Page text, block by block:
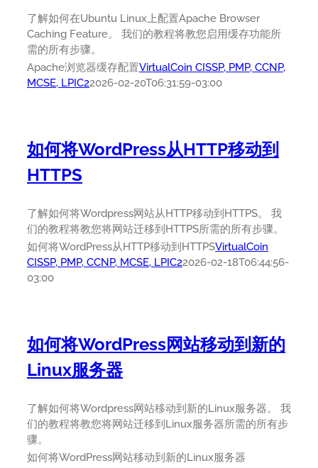
了解如何在Ubuntu Linux上配置Apache Browser
Caching Feature。 我们的教程将教您启用缓存功能所
需的所有步骤。
Apache浏览器缓存配置VirtualCoin CISSP, PMP, CCNP,
MCSE, LPIC22026-02-20T06:31:59-03:00
如何将WordPress从HTTP移动到
HTTPS
了解如何将Wordpress网站从HTTP移动到HTTPS。 我
们的教程将教您将网站迁移到HTTPS所需的所有步骤。
如何将WordPress从HTTP移动到HTTPSVirtualCoin
CISSP, PMP, CCNP, MCSE, LPIC22026-02-18T06:44:56-
03:00
如何将WordPress网站移动到新的
Linux服务器
了解如何将Wordpress网站移动到新的Linux服务器。 我
们的教程将教您将网站迁移到Linux服务器所需的所有步
骤。
如何将WordPress网站移动到新的Linux服务器